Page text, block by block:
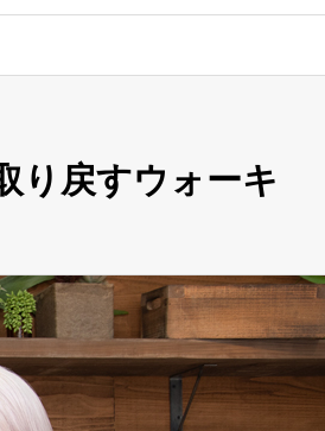
り戻すウォーキ